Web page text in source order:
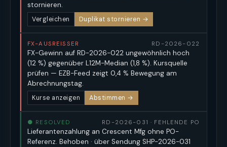
stornieren.
Vergleichen Duplikat stornieren →
FX-AUSREISSER RD-2026-022
FX-Gewinn auf RD-2026-022 ungewöhnlich hoch
(12 %) gegenüber L12M-Median (1,8 %). Kursquelle
prüfen — EZB-Feed zeigt 0,4 % Bewegung am
Abrechnungstag.
Kurse anzeigen Abstimmen →
● RESOLVED RD-2026-031 · FEHLENDE PO
Lieferantenzahlung an Crescent Mfg ohne PO-
Referenz. Behoben · über Sendung SHP-2026-031